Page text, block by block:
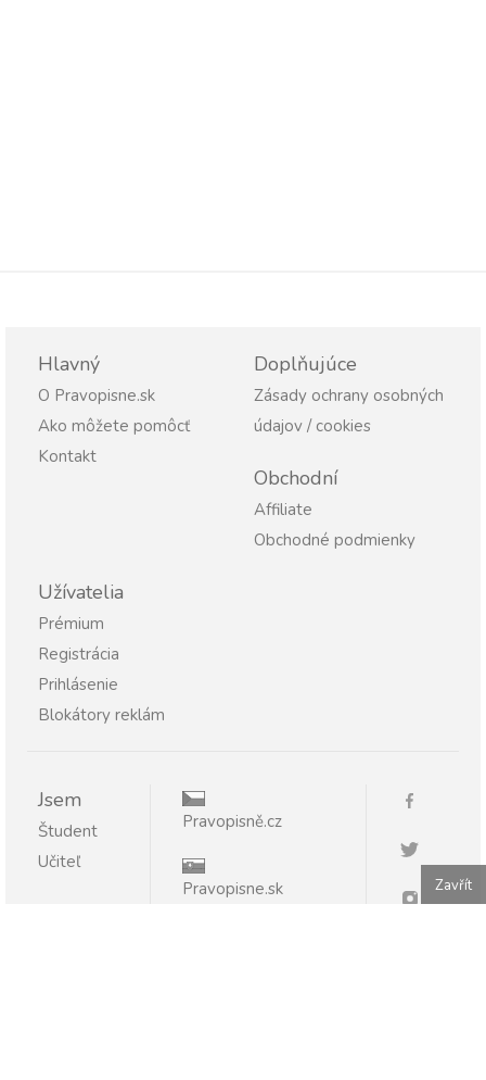
Hlavný
O Pravopisne.sk
Ako môžete pomôcť
Kontakt
Doplňujúce
Zásady ochrany osobných
údajov / cookies
Obchodní
Affiliate
Obchodné podmienky
Užívatelia
Prémium
Registrácia
Prihlásenie
Blokátory reklám
Jsem
Študent
Učiteľ
Pravopisně.cz
Pravopisne.sk Zavřít